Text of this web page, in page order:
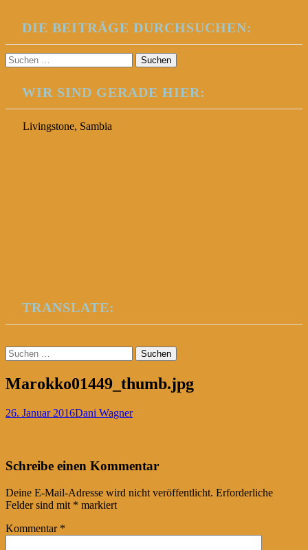
DIE BEITRÄGE DURCHSUCHEN:
Suchen
nach:
WIR SIND GERADE HIER:
Livingstone, Sambia
TRANSLATE:
Suchen
nach:
Marokko01449_thumb.jpg
26. Januar 2016Dani Wagner
Post
navigation
←
Schreibe einen Kommentar
Deine E-Mail-Adresse wird nicht veröffentlicht. Erforderliche
Felder sind mit * markiert
Kommentar *